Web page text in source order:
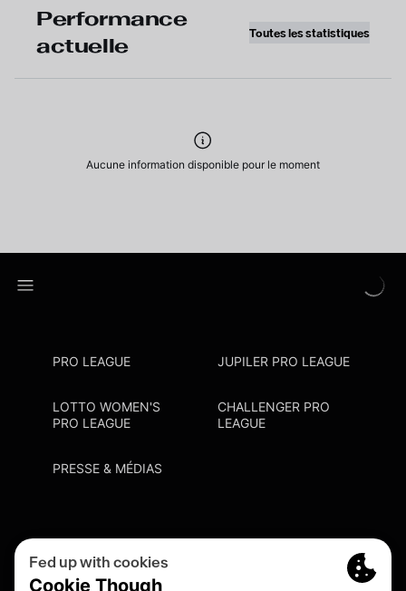
Performance
actuelle
Toutes les statistiques
Aucune information disponible pour le moment
PRO LEAGUE JUPILER PRO LEAGUE
LOTTO WOMEN'S
PRO LEAGUE
CHALLENGER PRO
LEAGUE
PRESSE & MÉDIAS